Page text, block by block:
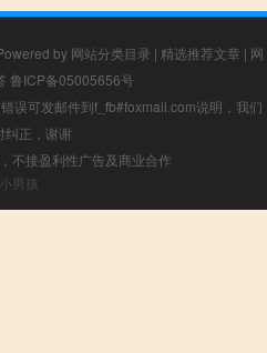
by 网站分类目录 | 精选推荐文章 | 网
鲁ICP备05005656号
误可发邮件到f_fb#foxmail.com说明，我们
纠正，谢谢
不接盈利性广告及商业合作
小男孩